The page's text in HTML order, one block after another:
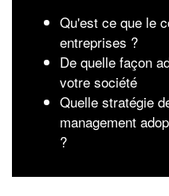
Qu'est ce que le
entreprises ?
De quelle façon
votre société
Quelle stratégie
management
?